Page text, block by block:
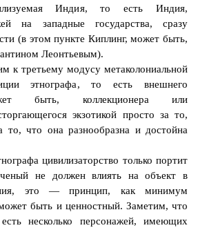
Индия, то есть Индия,
на западные государства, сразу
(в этом пункте Киплинг, может быть,
Леонтьевым).
к третьему модусу метаколониальной
этнографа, то есть внешнего
быть, коллекционера или
экзотикой просто за то,
то, что она разнообразна и достойна
цивилизаторство только портит
не должен влиять на объект в
это — принцип, как минимум
быть и ценностный. Заметим, что
несколько персонажей, имеющих